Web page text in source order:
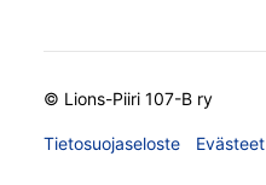
© Lions-Piiri 107-B ry
Tietosuojaseloste
Evästeet